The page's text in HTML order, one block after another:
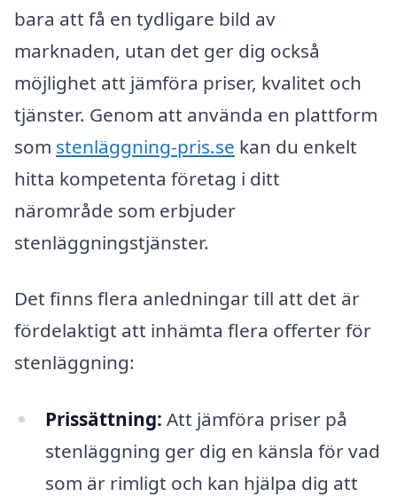
bara att få en tydligare bild av
marknaden, utan det ger dig också
möjlighet att jämföra priser, kvalitet och
tjänster. Genom att använda en plattform
som stenläggning-pris.se kan du enkelt
hitta kompetenta företag i ditt
närområde som erbjuder
stenläggningstjänster.
Det finns flera anledningar till att det är
fördelaktigt att inhämta flera offerter för
stenläggning:
Prissättning: Att jämföra priser på
stenläggning ger dig en känsla för vad
som är rimligt och kan hjälpa dig att